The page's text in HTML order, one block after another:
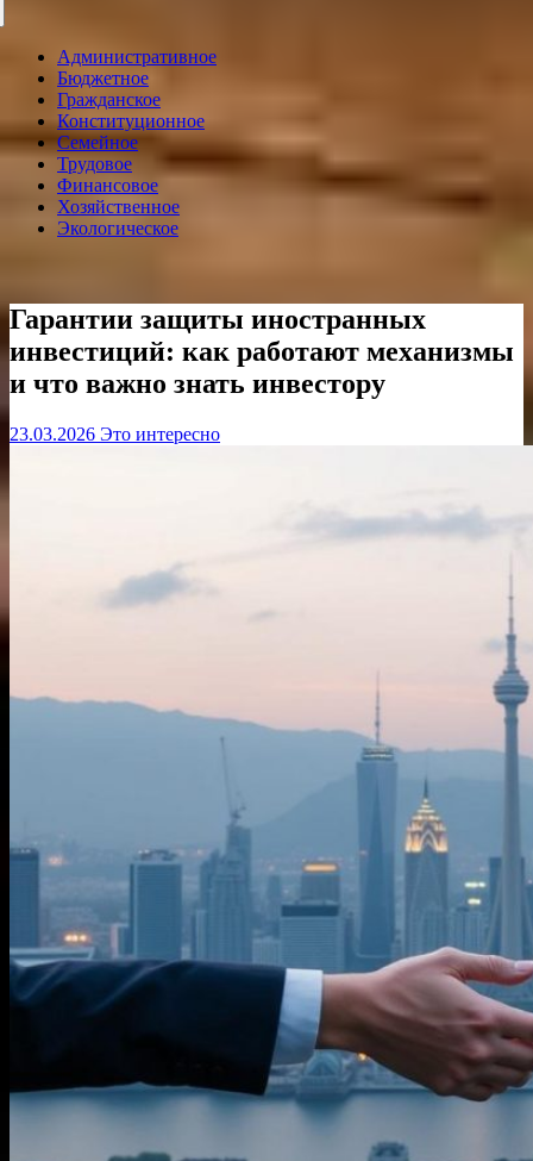
Административное
Бюджетное
Гражданское
Конституционное
Семейное
Трудовое
Финансовое
Хозяйственное
Экологическое
Гарантии защиты иностранных
инвестиций: как работают механизмы
и что важно знать инвестору
23.03.2026 Это интересно